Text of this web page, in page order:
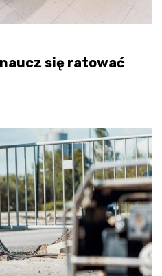
się ratować